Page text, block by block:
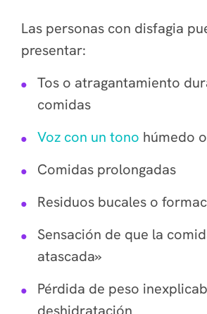
Las personas con disfagia
presentar:
Tos o atragantamiento
comidas
Voz con un tono húmedo
Comidas prolongadas
Residuos bucales o
Sensación de que la
atascada»
Pérdida de peso